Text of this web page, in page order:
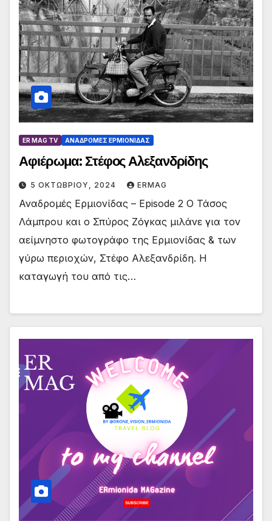
ER MAG TV ΑΝΑΔΡΟΜΈΣ ΕΡΜΙΟΝΊΔΑΣ
Αφιέρωμα: Στέφος Αλεξανδρίδης
5 ΟΚΤΩΒΡΊΟΥ, 2024 ERMAG
Αναδρομές Ερμιονίδας – Episode 2 Ο Τάσος
Λάμπρου και ο Σπύρος Ζόγκας μιλάνε για τον
αείμνηστο φωτογράφο της Ερμιονίδας & των
γύρω περιοχών, Στέφο Αλεξανδρίδη. Η
καταγωγή του από τις…